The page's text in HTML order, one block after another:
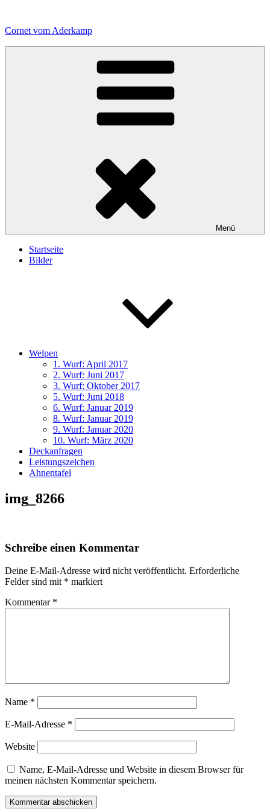
springen
Cornet vom Aderkamp
Menü
Startseite
Bilder
Welpen
1. Wurf: April 2017
2. Wurf: Juni 2017
3. Wurf: Oktober 2017
5. Wurf: Juni 2018
6. Wurf: Januar 2019
8. Wurf: Januar 2019
9. Wurf: Januar 2020
10. Wurf: März 2020
Deckanfragen
Leistungszeichen
Ahnentafel
img_8266
Schreibe einen Kommentar
Deine E-Mail-Adresse wird nicht veröffentlicht. Erforderliche
Felder sind mit * markiert
Kommentar *
Name *
E-Mail-Adresse *
Website
Name, E-Mail-Adresse und Website in diesem Browser für
meinen nächsten Kommentar speichern.